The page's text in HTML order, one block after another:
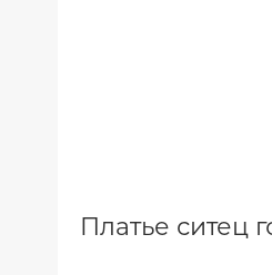
Платье ситец